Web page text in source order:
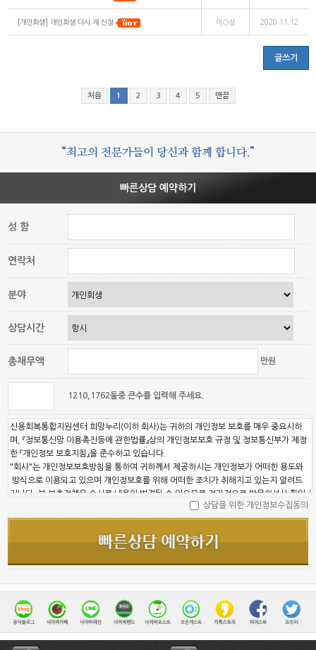
[개인회생] 개인회생 다시 재 신청 이○상 2020.11.12
글쓰기
처음 1 2 3 4 5 맨끝
“최고의 전문가들이 당신과 함께 합니다.”
빠른상담 예약하기
성 함
연락처
분야
상담시간
총채무액 만원
1210,1762둘중 큰수를 입력해 주세요.
상담을 위한 개인정보수집동의